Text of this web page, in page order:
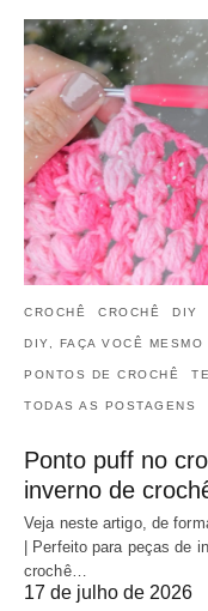
CROCHÊ CROCHÊ DIY
DIY, FAÇA VOCÊ
PONTOS DE CROCHÊ
TODAS AS POSTAGENS
Ponto puff no
inverno de
Veja neste artigo, de
| Perfeito para peças de
crochê…
17 de julho de 2026